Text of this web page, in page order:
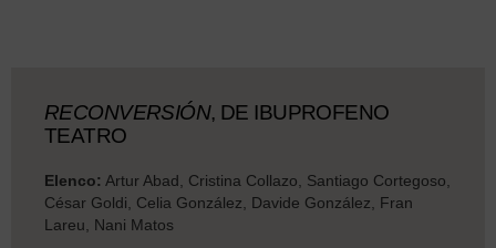
RECONVERSIÓN, DE IBUPROFENO
TEATRO
Elenco: Artur Abad, Cristina Collazo, Santiago Cortegoso,
César Goldi, Celia González, Davide González, Fran
Lareu, Nani Matos